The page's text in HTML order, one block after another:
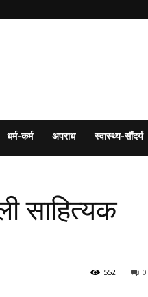
धर्म-कर्म अपराध स्वास्थ्य-सौंदर्य
साहित्यक
0
552